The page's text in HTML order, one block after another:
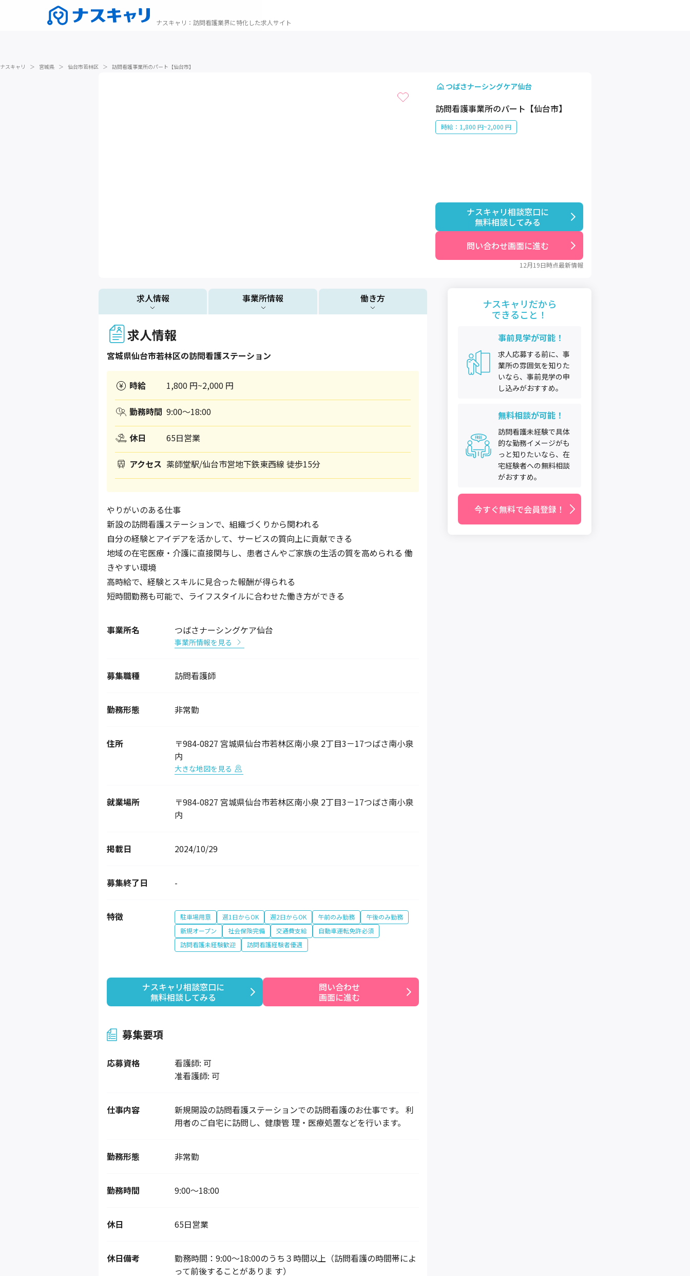
ナスキャリ ： 訪問看護業界に特化した求人サイト
ナスキャリ ＞ 宮城県 ＞ 仙台市若林区 ＞ 訪問看護事業所のパート【仙台市】
つばさナーシングケア仙台
訪問看護事業所のパート【仙台市】
時給：1,800 円~2,000 円
ナスキャリ相談窓口に
無料相談してみる
問い合わせ画面に進む
12月19日時点最新情報
求人情報 事業所情報 働き方
求人情報
宮城県仙台市若林区の訪問看護ステーション
時給 1,800 円~2,000 円
勤務時間 9:00～18:00
休日 65日営業
アクセス 薬師堂駅/仙台市営地下鉄東西線 徒歩15分
やりがいのある仕事
新設の訪問看護ステーションで、組織づくりから関われる
自分の経験とアイデアを活かして、サービスの質向上に貢献できる
地域の在宅医療・介護に直接関与し、患者さんやご家族の生活の質を高められる 働
きやすい環境
高時給で、経験とスキルに見合った報酬が得られる
短時間勤務も可能で、ライフスタイルに合わせた働き方ができる
事業所名 つばさナーシングケア仙台
事業所情報を見る
募集職種 訪問看護師
勤務形態 非常勤
住所
〒984-0827 宮城県仙台市若林区南小泉 2丁目3－17つばさ南小泉
内
大きな地図を見る
就業場所
〒984-0827 宮城県仙台市若林区南小泉 2丁目3－17つばさ南小泉
内
掲載日 2024/10/29
募集終了日 -
特徴 駐車場用意 週1日からOK 週2日からOK 午前のみ勤務
午後のみ勤務
新規オープン
社会保険完備 交通費支給
自動車運転免許必須
訪問看護未経験歓迎
訪問看護経験者優遇
ナスキャリ相談窓口に
無料相談してみる
問い合わせ
画面に進む
募集要項
応募資格
看護師: 可
准看護師: 可
仕事内容
新規開設の訪問看護ステーションでの訪問看護のお仕事です。 利
用者のご自宅に訪問し、健康管 理・医療処置などを行います。
勤務形態 非常勤
勤務時間 9:00～18:00
休日 65日営業
休日備考
勤務時間：9:00～18:00のうち３時間以上（訪問看護の時間帯によ
って前後することがありま す）
ナスキャリだから
できること！
事前見学が可能！
求人応募する前に、事
業所の雰囲気を知りた
いなら、事前見学の申
し込みがおすすめ。
無料相談が可能！
訪問看護未経験で具体
的な勤務イメージがも
っと知りたいなら、在
宅経験者への無料相談
がおすすめ。
今すぐ無料で会員登録！